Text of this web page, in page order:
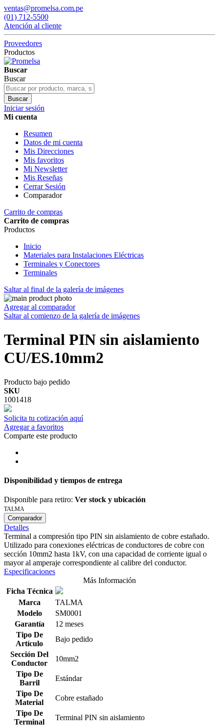
ventas@promelsa.com.pe
(01) 712-5500
Atención al cliente
Proveedores
Productos
Buscar
Buscar
Buscar
Iniciar sesión
Mi cuenta
Resumen
Datos de mi cuenta
Mis Direcciones
Mis favoritos
Mi Newsletter
Mis Reseñas
Cerrar Sesión
Comparador
Carrito de compras
Carrito de compras
Productos
Inicio
Materiales para Instalaciones Eléctricas
Terminales y Conectores
Terminales
Saltar al final de la galería de imágenes
Agregar al comparador
Saltar al comienzo de la galería de imágenes
Terminal PIN sin aislamiento
CU/ES.10mm2
Producto bajo pedido
SKU
1001418
Solicita tu cotización aquí
Agregar a favoritos
Comparte este producto
Disponibilidad y tiempos de entrega
Disponible para retiro: Ver stock y ubicación
TALMA
Comparador
Detalles
Terminal a compresión tipo PIN sin aislamiento de cobre estañado.
Utilizado para conexiones eléctricas de conductores de cobre con
sección 10mm2 hasta 1kV, con una capacidad de corriente igual o
mayor al amperaje correspondiente al calibre del conductor.
Especificaciones
Más Información
Ficha Técnica
Marca
TALMA
Modelo
SM0001
Garantía
12 meses
Tipo De
Artículo
Bajo pedido
Sección Del
Conductor
10mm2
Tipo De
Barril
Estándar
Tipo De
Material
Cobre estañado
Tipo De
Terminal
Terminal PIN sin aislamiento